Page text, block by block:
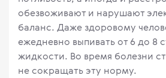
обезвоживают и нарушают
баланс. Даже здоровому
ежедневно выпивать от 6 до 8
жидкости. Во время болезни
не сокращать эту норму.